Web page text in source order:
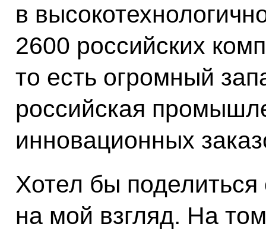
в
2600 российских
то есть огромный
российская
инновационных
Хотел бы
на мой взгляд. На